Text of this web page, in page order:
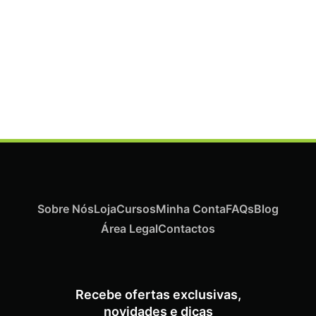
Recebe ofertas exclusivas,
novidades e dicas
Sobre NósLojaCursosMinha ContaFAQsBlog
Área LegalContactos